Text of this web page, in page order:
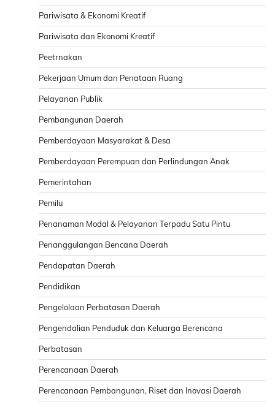
Pariwisata & Ekonomi Kreatif
Pariwisata dan Ekonomi Kreatif
Peetrnakan
Pekerjaan Umum dan Penataan Ruang
Pelayanan Publik
Pembangunan Daerah
Pemberdayaan Masyarakat & Desa
Pemberdayaan Perempuan dan Perlindungan Anak
Pemerintahan
Pemilu
Penanaman Modal & Pelayanan Terpadu Satu Pintu
Penanggulangan Bencana Daerah
Pendapatan Daerah
Pendidikan
Pengelolaan Perbatasan Daerah
Pengendalian Penduduk dan Keluarga Berencana
Perbatasan
Perencanaan Daerah
Perencanaan Pembangunan, Riset dan Inovasi Daerah